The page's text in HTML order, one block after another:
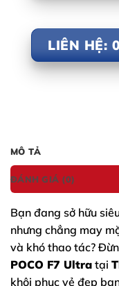
LIÊN HỆ:
MÔ TẢ
ĐÁNH GIÁ (0)
Bạn đang sở hữu
nhưng chẳng may
và khó thao tác?
POCO F7 Ultra tại
khôi phục vẻ đẹp